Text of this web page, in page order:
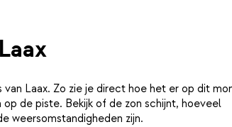
van Laax. Zo zie je direct hoe het er op dit
de piste. Bekijk of de zon schijnt, hoeveel
weersomstandigheden zijn.